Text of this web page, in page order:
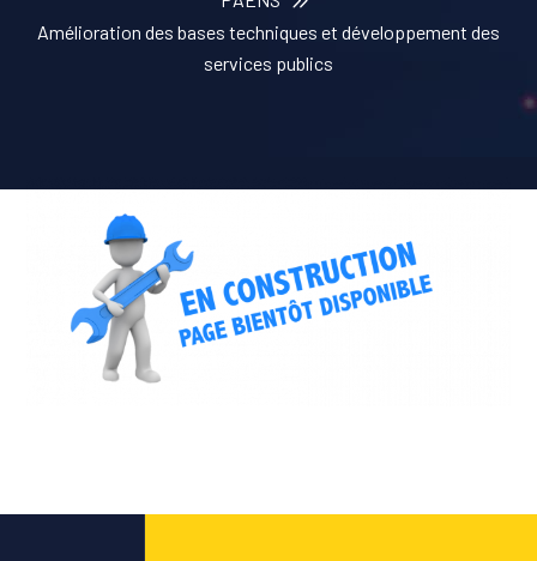
Amélioration des bases techniques et développement des
services publics